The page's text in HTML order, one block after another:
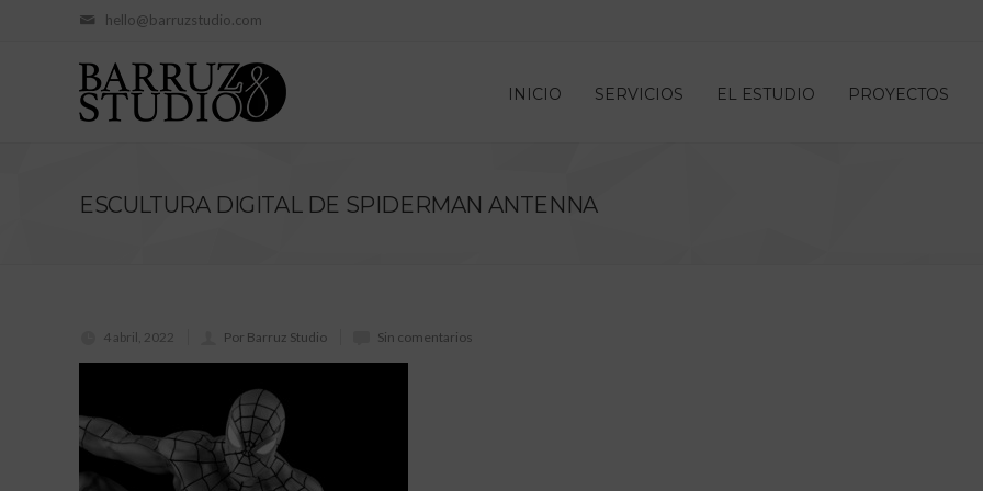
hello@barruzstudio.com
INICIO SERVICIOS EL ESTUDIO PROYECTOS
ESCULTURA DIGITAL DE SPIDERMAN ANTENNA
4 abril, 2022 Por Barruz Studio Sin comentarios